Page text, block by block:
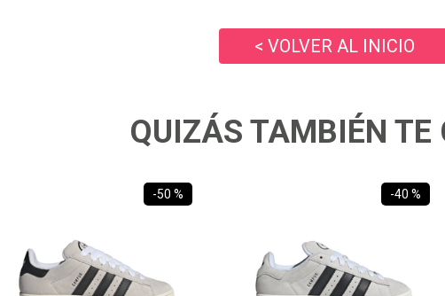
< VOLVER AL INICIO
QUIZÁS TAMBIÉN TE
-50 % -40 %